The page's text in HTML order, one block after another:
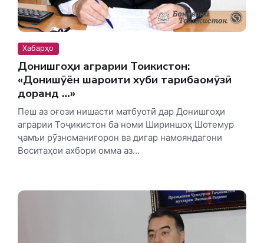
Хабарҳо
Донишгоҳи аграрии Тоҷикистон:
«Донишҷӯён шароити хуби таҷрибаомӯзӣ
доранд …»
Пеш аз оғози нишасти матбуотӣ дар Донишгоҳи
аграрии Тоҷикистон ба номи Шириншоҳ Шотемур
ҷамъи рӯзноманигорон ва дигар намояндагони
Воситаҳои ахбори омма аз...